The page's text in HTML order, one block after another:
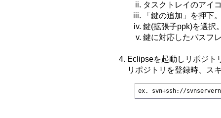
タスクトレイのアイ
「鍵の追加」を押下
鍵(拡張子ppk)を選択
鍵に対応したパスフ
Eclipseを起動しリポジト
リポジトリを登録時、ス
ex. svn+ssh://